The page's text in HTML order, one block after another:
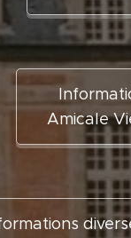
Amicale